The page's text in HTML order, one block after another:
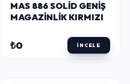
MAS 886 SOLID GENIŞ
MAGAZINLIK KIRMIZI
₺0 İNCELE